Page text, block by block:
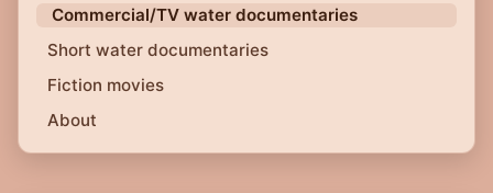
Commercial/TV water documentaries
Short water documentaries
Fiction movies
About